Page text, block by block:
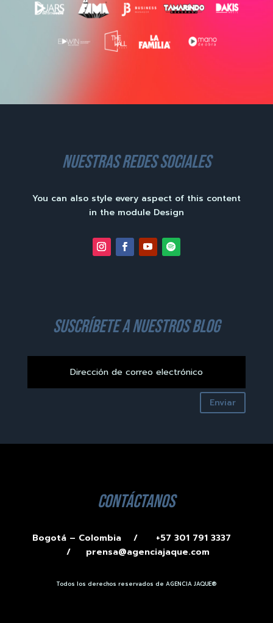
nuestras redes sociales
You can also style every aspect of this content
in the module Design
suscríbete a nuestros blog
Enviar
contáctanos
Bogotá – Colombia /
+57 301 791 3337
/ prensa@agenciajaque.com
Todos los derechos reservados de AGENCIA JAQUE®